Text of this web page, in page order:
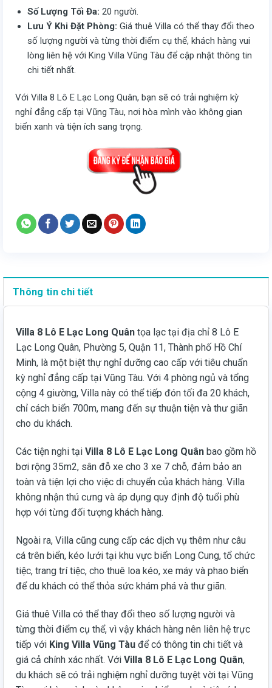
Số Lượng Tối Đa: 20 người.
Lưu Ý Khi Đặt Phòng: Giá thuê Villa có thể thay đổi theo
số lượng người và từng thời điểm cụ thể, khách hàng vui
lòng liên hệ với King Villa Vũng Tàu để cập nhật thông tin
chi tiết nhất.
Với Villa 8 Lô E Lạc Long Quân, bạn sẽ có trải nghiệm kỳ
nghỉ đẳng cấp tại Vũng Tàu, nơi hòa mình vào không gian
biển xanh và tiện ích sang trọng.
Thông tin chi tiết
Villa 8 Lô E Lạc Long Quân tọa lạc tại địa chỉ 8 Lô E
Lạc Long Quân, Phường 5, Quận 11, Thành phố Hồ Chí
Minh, là một biệt thự nghỉ dưỡng cao cấp với tiêu chuẩn
kỳ nghỉ đẳng cấp tại Vũng Tàu. Với 4 phòng ngủ và tổng
cộng 4 giường, Villa này có thể tiếp đón tối đa 20 khách,
chỉ cách biển 700m, mang đến sự thuận tiện và thư giãn
cho du khách.
Các tiện nghi tại Villa 8 Lô E Lạc Long Quân bao gồm hồ
bơi rộng 35m2, sân đỗ xe cho 3 xe 7 chỗ, đảm bảo an
toàn và tiện lợi cho việc di chuyển của khách hàng. Villa
không nhận thú cưng và áp dụng quy định độ tuổi phù
hợp với từng đối tượng khách hàng.
Ngoài ra, Villa cũng cung cấp các dịch vụ thêm như câu
cá trên biển, kéo lưới tại khu vực biển Long Cung, tổ chức
tiệc, trang trí tiệc, cho thuê loa kéo, xe máy và phao biển
để du khách có thể thỏa sức khám phá và thư giãn.
Giá thuê Villa có thể thay đổi theo số lượng người và
từng thời điểm cụ thể, vì vậy khách hàng nên liên hệ trực
tiếp với King Villa Vũng Tàu để có thông tin chi tiết và
giá cả chính xác nhất. Với Villa 8 Lô E Lạc Long Quân,
du khách sẽ có trải nghiệm nghỉ dưỡng tuyệt vời tại Vũng